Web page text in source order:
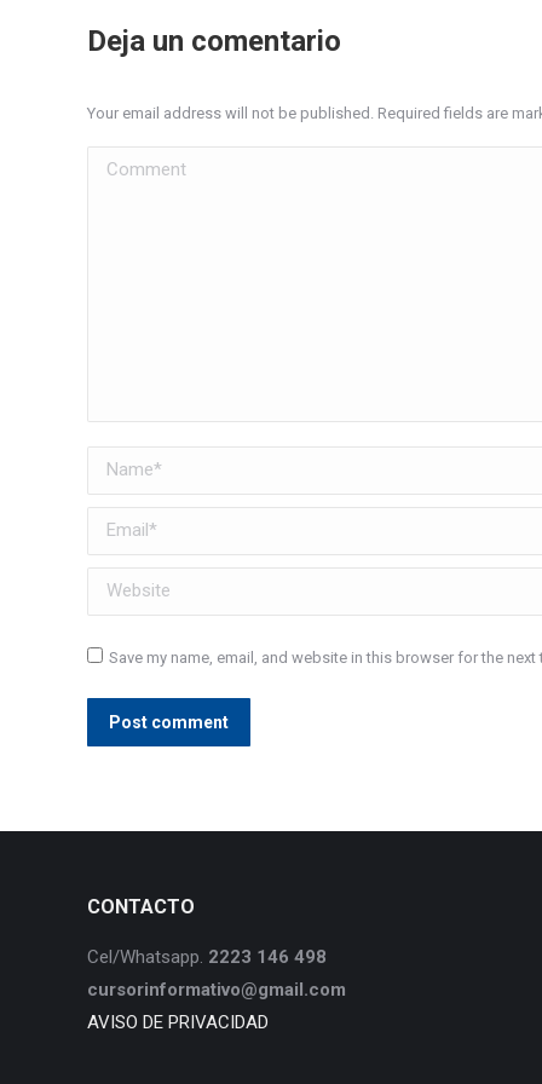
Deja un comentario
Your email address will not be published. Required fields are
Comment
Name *
Email *
Website
Save my name, email, and website in this browser for the next
Post comment
CONTACTO
Cel/Whatsapp. 2223 146 498
cursorinformativo@gmail.com
AVISO DE PRIVACIDAD